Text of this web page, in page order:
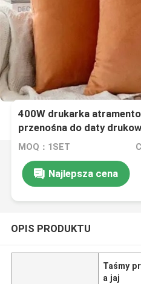
400W drukarka
przenośna do daty
MOQ：1SET
Najlepsza cena
OPIS PRODUKTU
Taśmy
a jaj